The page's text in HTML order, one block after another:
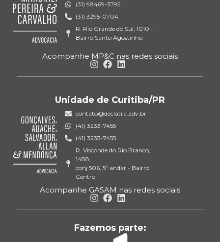
(31) 98469-3795
(31) 3295-0704
R. Rio Grande do Sul, 1010 -
Bairro Santo Agostinho
Acompanhe MP&C nas redes sociais
Unidade de Curitiba/PR
contato@declatra.adv.br
(41) 3233-7455
(41) 3233-7455
R. Visconde do Rio Branco,
1488,
conj 506, 5º andar - Bairro
Centro
Acompanhe GASAM nas redes sociais
Fazemos parte: